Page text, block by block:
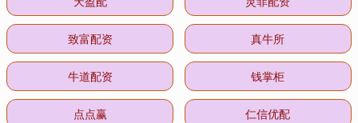
致富配资 真牛所
牛道配资 钱掌柜
点点赢 仁信优配